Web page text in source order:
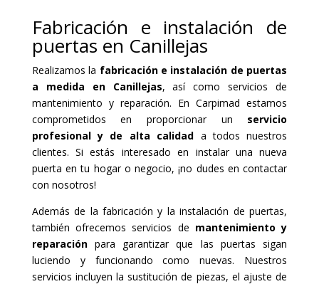
Fabricación e instalación de
puertas en Canillejas
Realizamos la fabricación e instalación de puertas
a medida en Canillejas, así como servicios de
mantenimiento y reparación. En Carpimad estamos
comprometidos en proporcionar un servicio
profesional y de alta calidad a todos nuestros
clientes. Si estás interesado en instalar una nueva
puerta en tu hogar o negocio, ¡no dudes en contactar
con nosotros!
Además de la fabricación y la instalación de puertas,
también ofrecemos servicios de mantenimiento y
reparaciónpara garantizar que las puertas sigan
luciendo y funcionando como nuevas. Nuestros
servicios incluyen la sustitución de piezas, el ajuste de